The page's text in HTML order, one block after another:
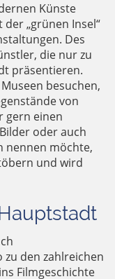
Künste
„grünen Insel“
Des
die nur zu
präsentieren.
besuchen,
von
gern einen
oder auch
nennen möchte,
und wird
den zahlreichen
Filmgeschichte